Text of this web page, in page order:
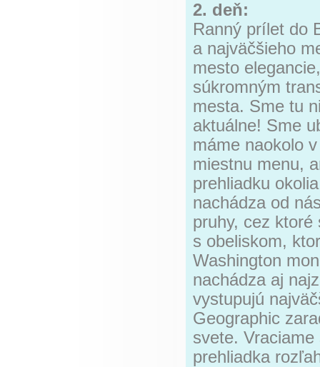
2. deň:
Ranný prílet do
a najväčšieho
mesto
súkromným
mesta. Sme tu
aktuálne! Sme
máme naokolo
miestnu menu,
prehliadku
nachádza od
pruhy, cez
s obeliskom,
Washington
nachádza aj
vystupujú
Geographic
svete.
prehliadka